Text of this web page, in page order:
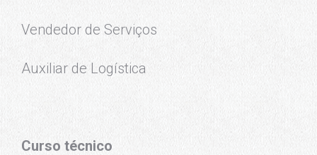
Vendedor de Serviços
Auxiliar de Logística
Curso técnico